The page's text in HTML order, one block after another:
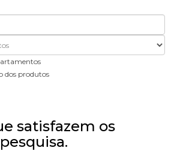
dos produtos
satisfazem os